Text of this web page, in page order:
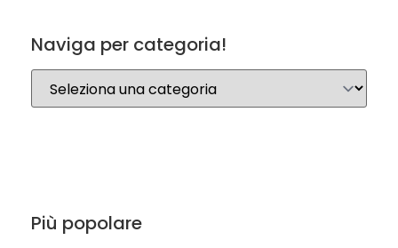
Naviga per categoria!
Più popolare